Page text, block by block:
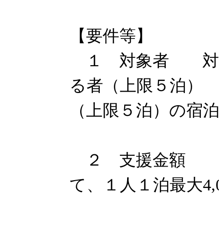
【要件等】
１ 対象者 対象
る者（上限５泊）
（上限５泊）の宿
２ 支援金額 兵
て、１人１泊最大